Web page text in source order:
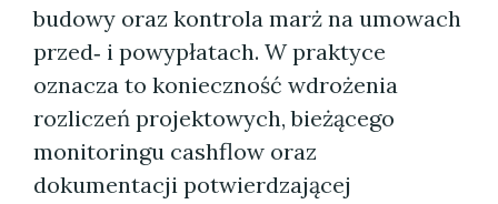
budowy oraz kontrola marż na umowach
przed‑ i powypłatach. W praktyce
oznacza to konieczność wdrożenia
rozliczeń projektowych, bieżącego
monitoringu cashflow oraz
dokumentacji potwierdzającej